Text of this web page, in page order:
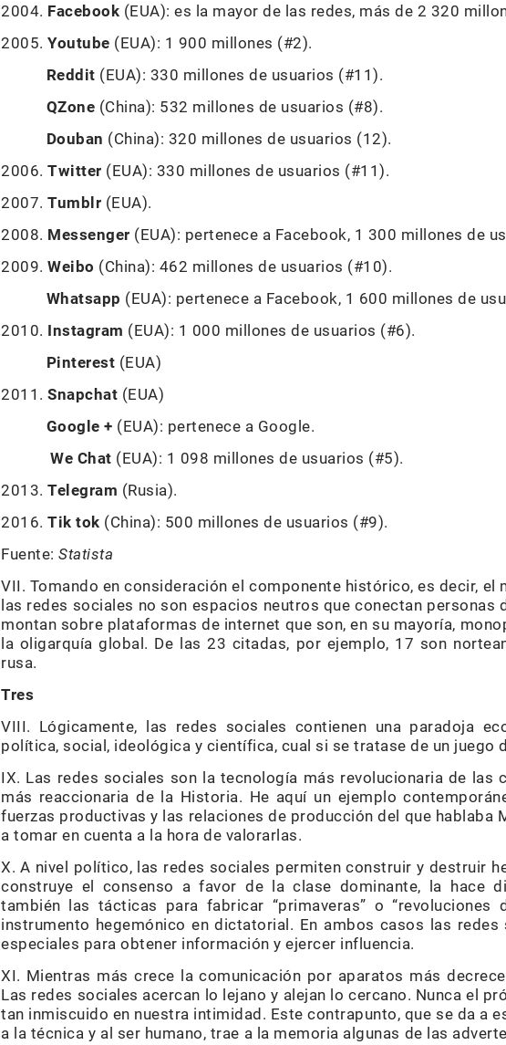
2004. Facebook (EUA): es la mayor de las redes, más de 2 320
2005. Youtube (EUA): 1 900 millones (#2).
Reddit (EUA): 330 millones de usuarios (#11).
QZone (China): 532 millones de usuarios (#8).
Douban (China): 320 millones de usuarios (12).
2006. Twitter (EUA): 330 millones de usuarios (#11).
2007. Tumblr (EUA).
2008. Messenger (EUA): pertenece a Facebook, 1 300 millones de
2009. Weibo (China): 462 millones de usuarios (#10).
Whatsapp (EUA): pertenece a Facebook, 1 600 millones de
2010. Instagram (EUA): 1 000 millones de usuarios (#6).
Pinterest (EUA)
2011. Snapchat (EUA)
Google + (EUA): pertenece a Google.
We Chat (EUA): 1 098 millones de usuarios (#5).
2013. Telegram (Rusia).
2016. Tik tok (China): 500 millones de usuarios (#9).
Fuente: Statista
VII. Tomando en consideración el componente histórico, es decir, el
las redes sociales no son espacios neutros que conectan personas
montan sobre plataformas de internet que son, en su mayoría,
la oligarquía global. De las 23 citadas, por ejemplo, 17 son
rusa.
Tres
VIII. Lógicamente, las redes sociales contienen una paradoja
política, social, ideológica y científica, cual si se tratase de un juego
IX. Las redes sociales son la tecnología más revolucionaria de las
más reaccionaria de la Historia. He aquí un ejemplo
fuerzas productivas y las relaciones de producción del que hablaba
a tomar en cuenta a la hora de valorarlas.
X. A nivel político, las redes sociales permiten construir y destruir
construye el consenso a favor de la clase dominante, la hace
también las tácticas para fabricar “primaveras” o “revoluciones
instrumento hegemónico en dictatorial. En ambos casos las
especiales para obtener información y ejercer influencia.
XI. Mientras más crece la comunicación por aparatos más
Las redes sociales acercan lo lejano y alejan lo cercano. Nunca el
tan inmiscuido en nuestra intimidad. Este contrapunto, que se da a
a la técnica y al ser humano, trae a la memoria algunas de las